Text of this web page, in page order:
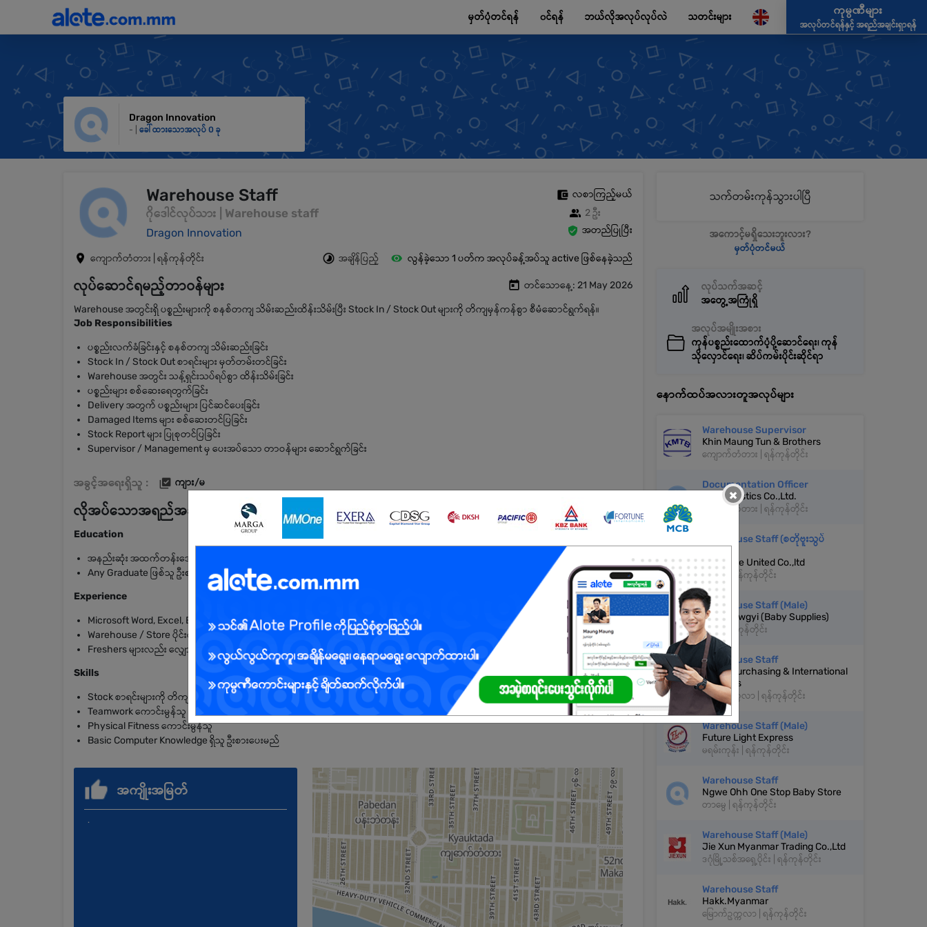
မှတ်ပုံတင်ရန် ၀င်ရန် ဘယ်လိုအလုပ်လုပ်လဲ သတင်းများ
ကုမ္ပဏီများ
အလုပ်တင်ရန်နှင့် အရည်အချင်းရှာရန်
Dragon Innovation
- | ခေါ်ထားသောအလုပ် 0 ခု
Warehouse Staff
ဂိုဒေါင်လုပ်သား | Warehouse staff
Dragon Innovation
လစာကြည့်မယ်
2 ဦး
အတည်ပြုပြီး
ကျောက်တံတား | ရန်ကုန်တိုင်း အချိန်ပြည့် လွန်ခဲ့သော 1 ပတ်က အလုပ်ခန့်အပ်သူ active ဖြစ်နေခဲ့သည်
လုပ်ဆောင်ရမည့်တာဝန်များ တင်သောနေ့: 21 May 2026
Warehouse အတွင်းရှိ ပစ္စည်းများကို စနစ်တကျ သိမ်းဆည်းထိန်းသိမ်းပြီး Stock In / Stock Out များကို တိကျမှန်ကန်စွာ စီမံဆောင်ရွက်ရန်။
Job Responsibilities
ပစ္စည်းလက်ခံခြင်းနှင့် စနစ်တကျ သိမ်းဆည်းခြင်း
Stock In / Stock Out စာရင်းများ မှတ်တမ်းတင်ခြင်း
Warehouse အတွင်း သန့်ရှင်းသပ်ရပ်စွာ ထိန်းသိမ်းခြင်း
ပစ္စည်းများ စစ်ဆေးရေတွက်ခြင်း
Delivery အတွက် ပစ္စည်းများ ပြင်ဆင်ပေးခြင်း
Damaged Items များ စစ်ဆေးတင်ပြခြင်း
Stock Report များ ပြုစုတင်ပြခြင်း
Supervisor / Management မှ ပေးအပ်သော တာဝန်များ ဆောင်ရွက်ခြင်း
အခွင့်အရေးရှိသူ : ကျား/မ
လိုအပ်သောအရည်အချင်း
Education
အနည်းဆုံး အထက်တန်းအောင်မြင်ပြီးသူ
Any Graduate ဖြစ်သူ ဦးစားပေးမည်
Experience
Microsoft Word, Excel, Email အသုံးပြုနိုင်သူ
Warehouse / Store ပိုင်းတွင် Experience ရှိသူ ဦးစားပေးမည်
Freshers များလည်း လျှောက်ထားနိုင်သည်
Skills
Stock စာရင်းများကို တိကျစွာ မှတ်တမ်းတင်နိုင်သူ
Teamwork ကောင်းမွန်သူ
Physical Fitness ကောင်းမွန်သူ
Basic Computer Knowledge ရှိသူ ဦးစားပေးမည်
အကျိုးအမြတ်
.
သက်တမ်းကုန်သွားပါပြီ
အကောင့်မရှိသေးဘူးလား?
မှတ်ပုံတင်မယ်
လုပ်သက်အဆင့်
အတွေ့အကြုံရှိ
အလုပ်အမျိုးအစား
ကုန်ပစ္စည်းထောက်ပံ့ပို့ဆောင်ရေး၊ ကုန်
သိုလှောင်ရေး၊ ဆိပ်ကမ်းပိုင်းဆိုင်ရာ
နောက်ထပ်အလားတူအလုပ်များ
Warehouse Supervisor
Khin Maung Tun & Brothers
ကျောက်တံတား | ရန်ကုန်တိုင်း
Documentation Officer
AZY Logistics Co.,Ltd.
ကျောက်တံတား | ရန်ကုန်တိုင်း
Warehouse Staff (စတိုဗူးသွပ်
Billionaire United Co.,ltd
တာမွေ | ရန်ကုန်တိုင်း
Warehouse Staff (Male)
Baby Zawgyi (Baby Supplies)
လှိုင် | ရန်ကုန်တိုင်း
Warehouse Staff
AY Go Purchasing & International
Logistics
တောင်ဥက္ကလာ | ရန်ကုန်တိုင်း
Warehouse Staff (Male)
Future Light Express
မရမ်းကုန်း | ရန်ကုန်တိုင်း
Warehouse Staff
Ngwe Ohh One Stop Baby Store
တာမွေ | ရန်ကုန်တိုင်း
Warehouse Staff (Male)
Jie Xun Myanmar Trading Co.,Ltd
ဒဂုံမြို့သစ်အရှေ့ပိုင်း | ရန်ကုန်တိုင်း
Warehouse Staff
Hakk.Myanmar
မြောက်ဥက္ကလာ | ရန်ကုန်တိုင်း
×